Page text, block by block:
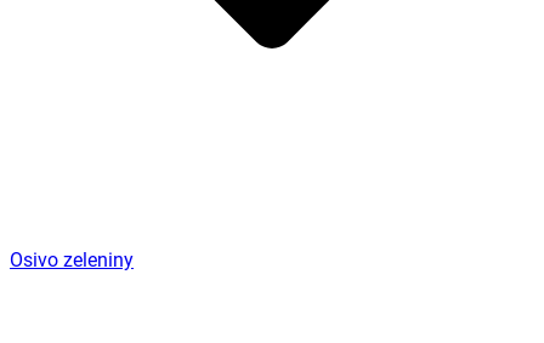
Osivo zeleniny